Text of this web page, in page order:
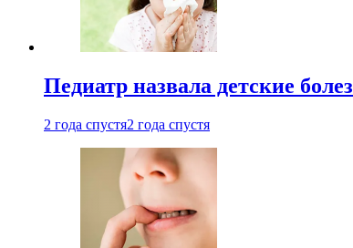
Педиатр назвала детские
2 года спустя2 года спустя